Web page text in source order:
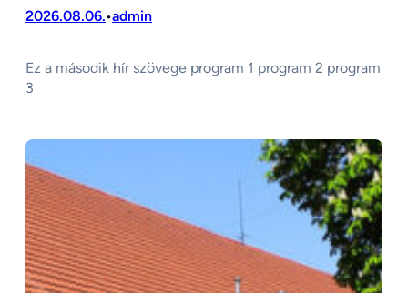
2026.08.06.•admin
Ez a második hír szövege program 1 program 2 program
3